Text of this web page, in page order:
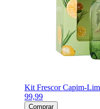
Kit Frescor Capim-
99,99
Comprar